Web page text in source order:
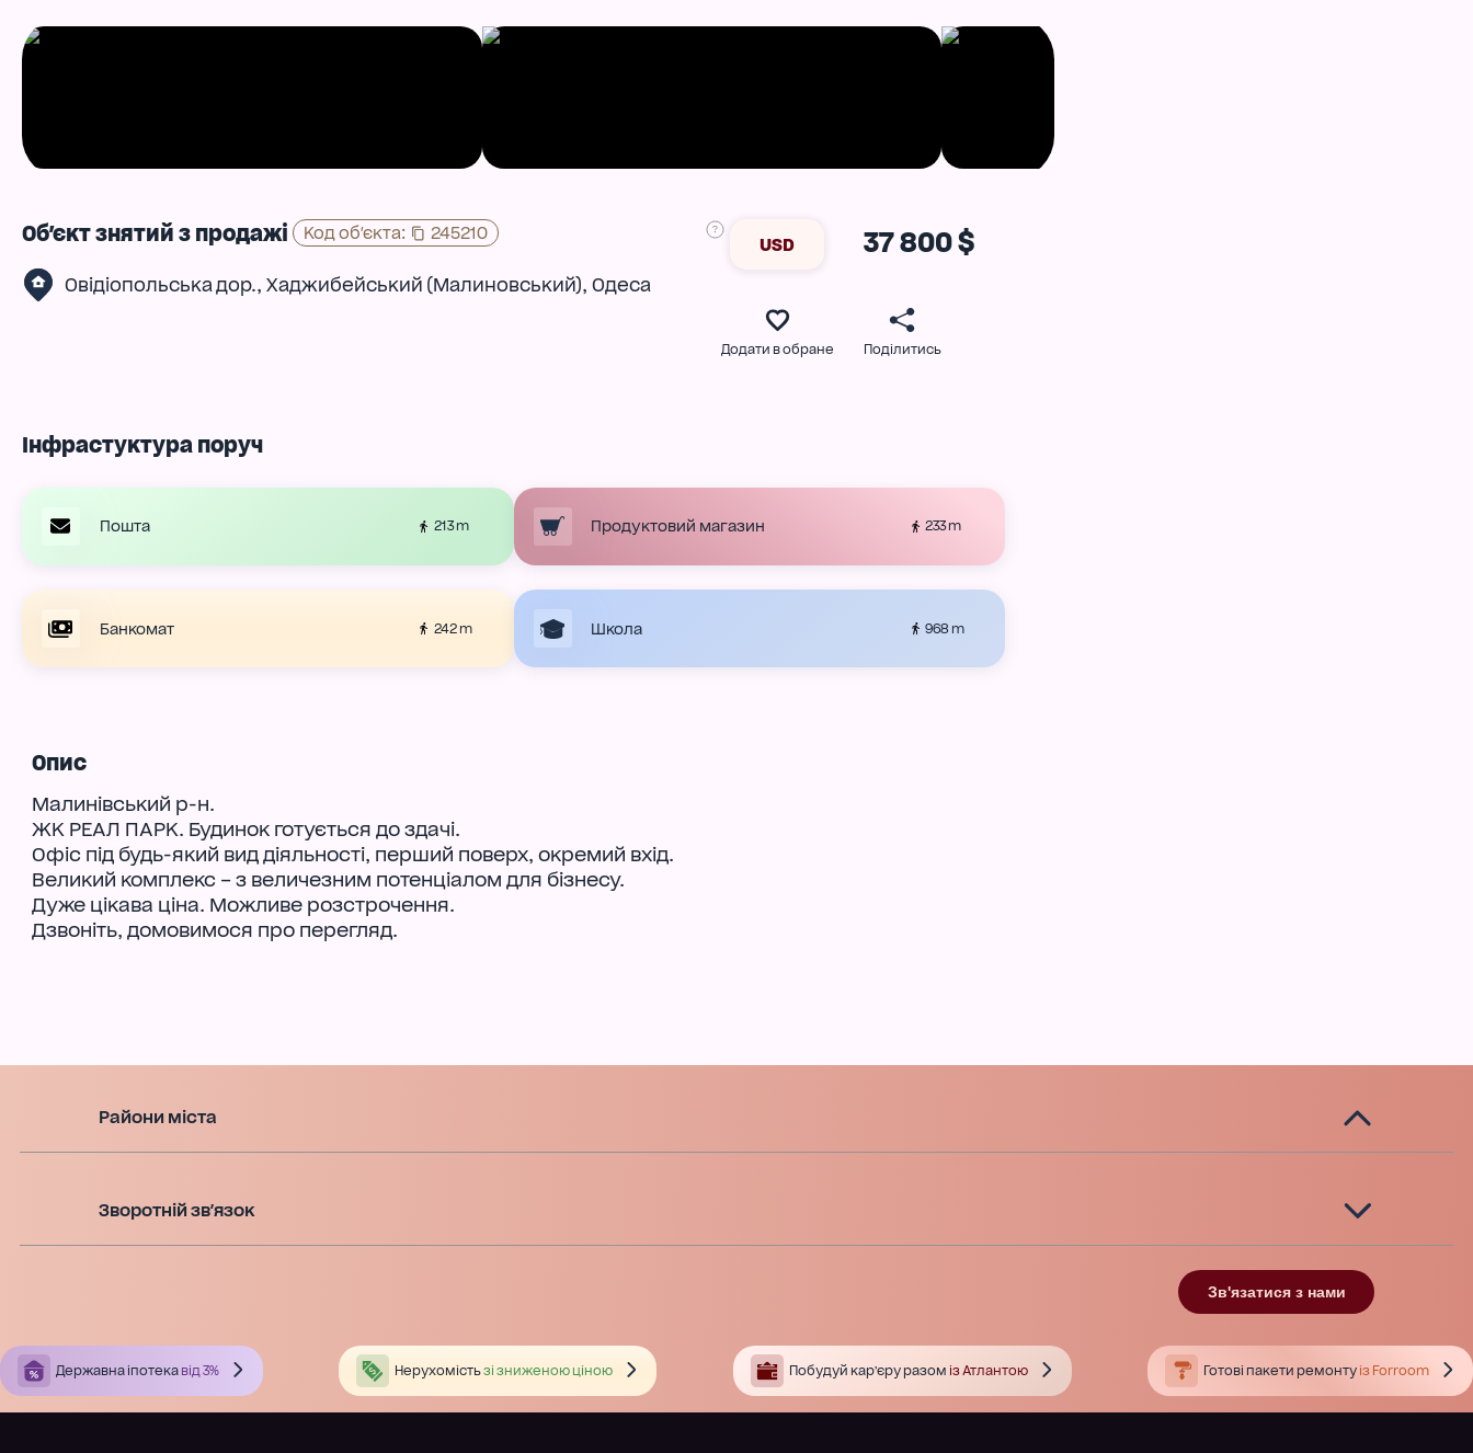
Об'єкт знятий з продажі Код об'єкта: 245210
Овідіопольська дор., Хаджибейський (Малиновський), Одеса
USD 37 800 $
Додати в обране Поділитись
Інфрастуктура поруч
Пошта 213 m Продуктовий магазин 233 m
Банкомат 242 m Школа 968 m
Опис
Малинівський р-н.
ЖК РЕАЛ ПАРК. Будинок готується до здачі.
Офіс під будь-який вид діяльності, перший поверх, окремий вхід.
Великий комплекс – з величезним потенціалом для бізнесу.
Дуже цікава ціна. Можливе розстрочення.
Дзвоніть, домовимося про перегляд.
Райони міста
Зворотній зв'язок
Зв'язатися з нами
Державна іпотека від 3% Нерухомістьзі зниженою ціною Побудуй кар’єру разом із Атлантою Готові пакети ремонтуіз Forroom